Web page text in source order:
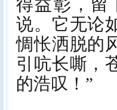
得益彰，留
说。它无论
惆怅洒脱的
引吭长嘶，
的浩叹！”